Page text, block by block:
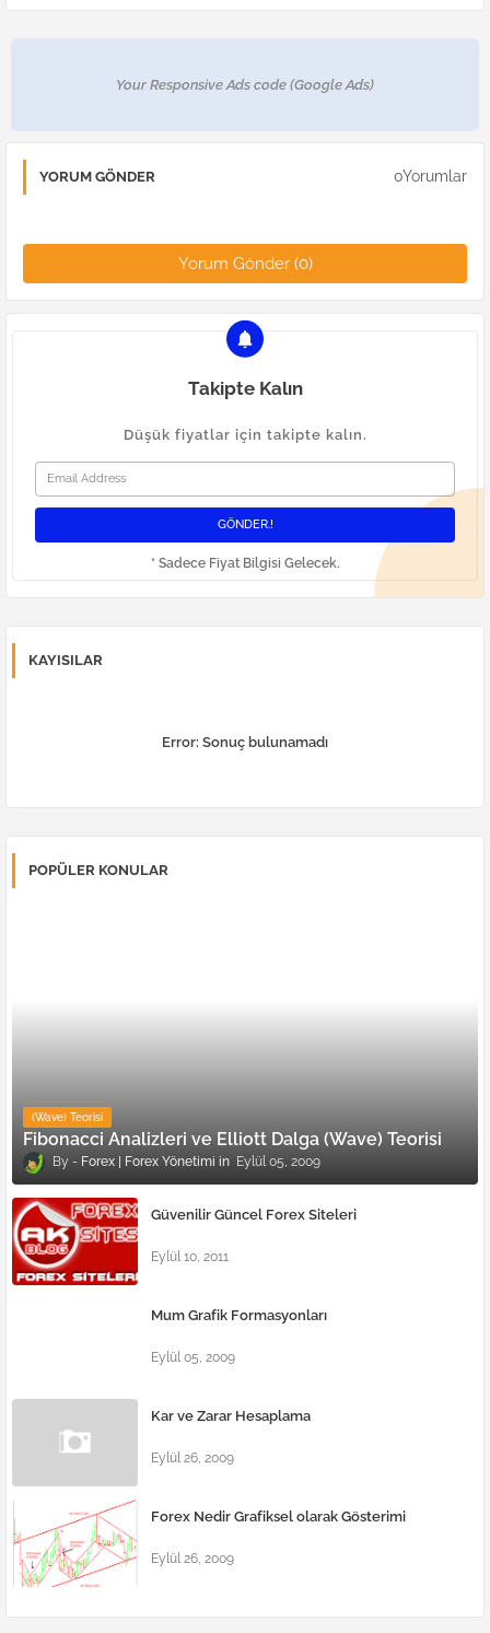
Your Responsive Ads code (Google Ads)
YORUM GÖNDER 0Yorumlar
Yorum Gönder (0)
Takipte Kalın
Düşük fiyatlar için takipte kalın.
* Sadece Fiyat Bilgisi Gelecek.
KAYISILAR
Error: Sonuç bulunamadı
POPÜLER KONULAR
(Wave) Teorisi
Fibonacci Analizleri ve Elliott Dalga (Wave) Teorisi
Forex | Forex Yönetimi Eylül 05, 2009
Güvenilir Güncel Forex Siteleri
Eylül 10, 2011
Mum Grafik Formasyonları
Eylül 05, 2009
Kar ve Zarar Hesaplama
Eylül 26, 2009
Forex Nedir Grafiksel olarak Gösterimi
Eylül 26, 2009